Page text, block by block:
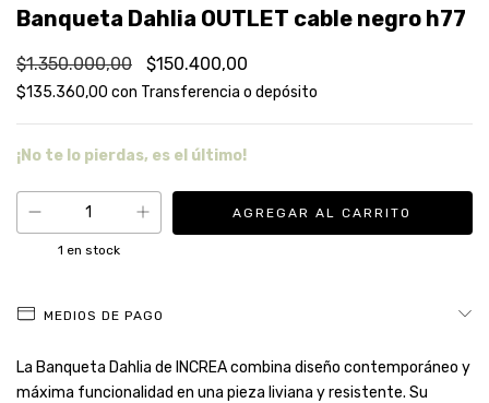
Banqueta Dahlia OUTLET cable negro h77
$1.350.000,00 $150.400,00
$135.360,00 con Transferencia o depósito
¡No te lo pierdas, es el último!
1 en stock
MEDIOS DE PAGO
La Banqueta Dahlia de INCREA combina diseño contemporáneo y
máxima funcionalidad en una pieza liviana y resistente. Su